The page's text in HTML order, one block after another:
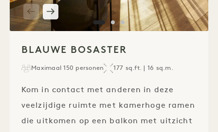
BLAUWE BOSASTER
Maximaal 150 personen 177 sq.ft. | 16 sq.m.
Kom in contact met anderen in deze
veelzijdige ruimte met kamerhoge ramen
die uitkomen op een balkon met uitzicht